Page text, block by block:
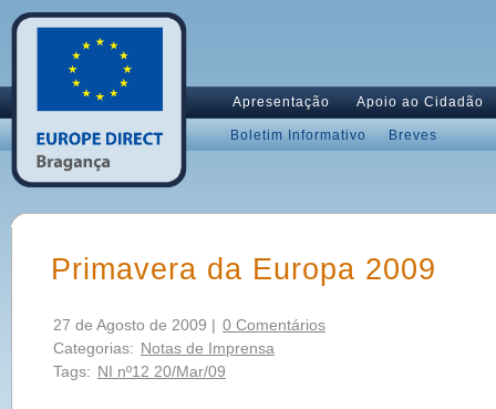
Apresentação Apoio ao Cidadão
Boletim Informativo Breves
Primavera da Europa 2009
27 de Agosto de 2009 | 0 Comentários
Categorias: Notas de Imprensa
Tags: NI nº12 20/Mar/09